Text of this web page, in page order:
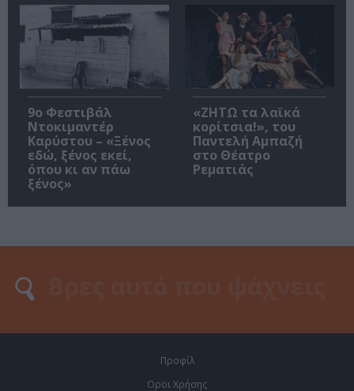
9ο Φεστιβάλ
Ντοκιμαντέρ
Καρύστου – «Ξένος
εδώ, ξένος εκεί,
όπου κι αν πάω
ξένος»
«ΖΗΤΩ τα λαϊκά
κορίτσια!», του
Παντελή Αμπαζή
στο Θέατρο
Ρεματιάς
Προφίλ
Οροι Χρήσης